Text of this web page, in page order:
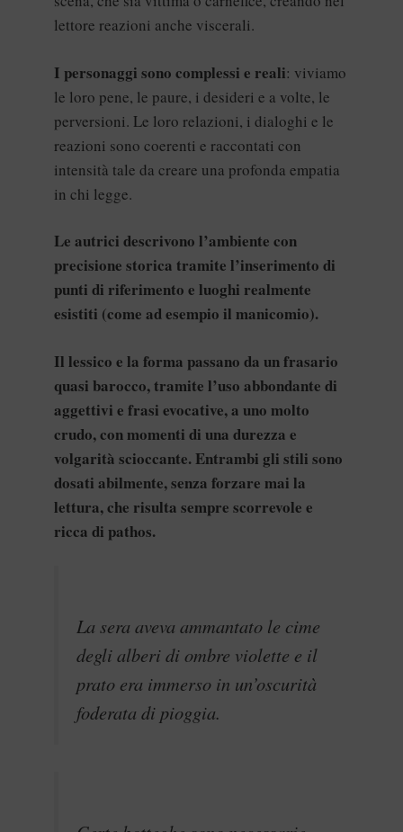
lettore reazioni anche viscerali.
I personaggi sono complessi e reali: viviamo
le loro pene, le paure, i desideri e a volte, le
perversioni. Le loro relazioni, i dialoghi e le
reazioni sono coerenti e raccontati con
intensità tale da creare una profonda empatia
in chi legge.
Le autrici descrivono l’ambiente con
precisione storica tramite l’inserimento di
punti di riferimento e luoghi realmente
esistiti (come ad esempio il manicomio).
Il lessico e la forma passano da un frasario
quasi barocco, tramite l’uso abbondante di
aggettivi e frasi evocative, a uno molto
crudo, con momenti di una durezza e
volgarità scioccante. Entrambi gli stili sono
dosati abilmente, senza forzare mai la
lettura, che risulta sempre scorrevole e
ricca di pathos.
La sera aveva ammantato le cime
degli alberi di ombre violette e il
prato era immerso in un’oscurità
foderata di pioggia.